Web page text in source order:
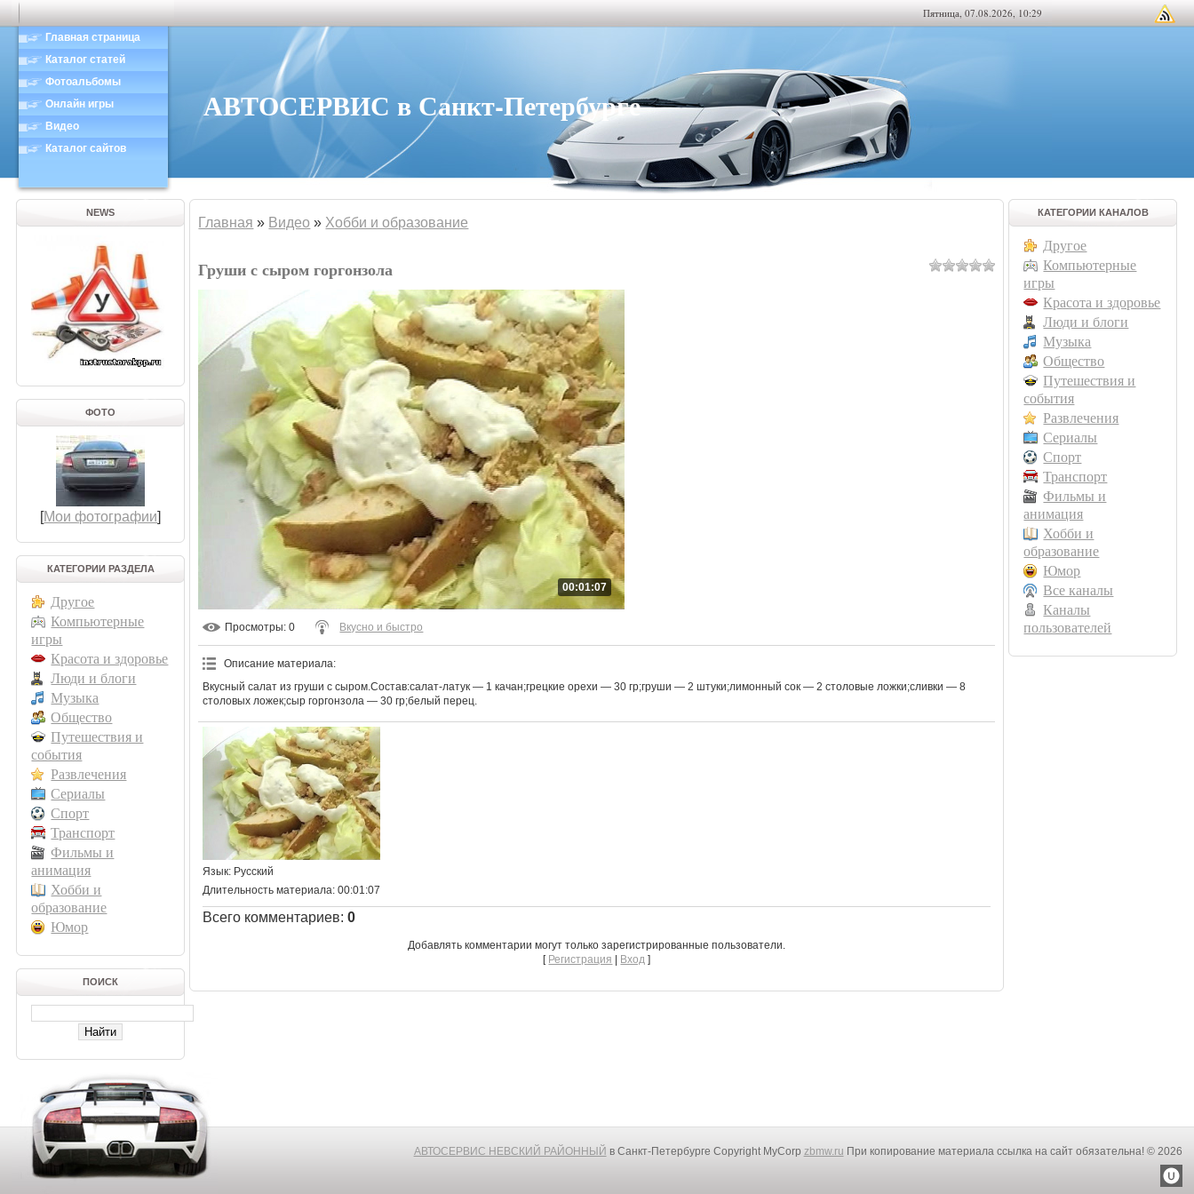
Пятница, 07.08.2026, 10:29
Главная страница
Каталог статей
Фотоальбомы
Онлайн игры
Видео
Каталог сайтов
АВТОСЕРВИС в Санкт-Петербурге
NEWS
ФОТО
[Мои фотографии]
КАТЕГОРИИ РАЗДЕЛА
Другое
Компьютерные
игры
Красота и здоровье
Люди и блоги
Музыка
Общество
Путешествия и
события
Развлечения
Сериалы
Спорт
Транспорт
Фильмы и
анимация
Хобби и
образование
Юмор
ПОИСК
Главная » Видео » Хобби и образование
Груши с сыром горгонзола
00:01:07
Просмотры: 0 Вкусно и быстро
Описание материала:
Вкусный салат из груши с сыром.Состав:салат-латук — 1 качан;грецкие орехи — 30 гр;груши — 2 штуки;лимонный сок — 2 столовые ложки;сливки — 8
столовых ложек;сыр горгонзола — 30 гр;белый перец.
Язык: Русский
Длительность материала: 00:01:07
Всего комментариев:0
Добавлять комментарии могут только зарегистрированные пользователи.
[ Регистрация Вход ]
КАТЕГОРИИ КАНАЛОВ
Другое
Компьютерные
игры
Красота и здоровье
Люди и блоги
Музыка
Общество
Путешествия и
события
Развлечения
Сериалы
Спорт
Транспорт
Фильмы и
анимация
Хобби и
образование
Юмор
Все каналы
Каналы
пользователей
АВТОСЕРВИС НЕВСКИЙ РАЙОННЫЙ в Санкт-Петербурге Copyright MyCorp zbmw.ru При копирование материала ссылка на сайт обязательна! © 2026